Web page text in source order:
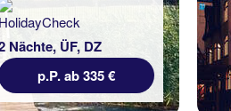
Nächte, ÜF, DZ
p.P. ab 335 €